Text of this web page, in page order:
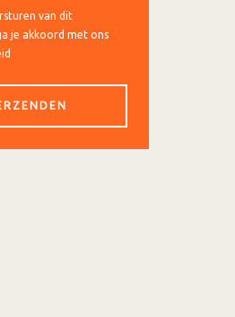
van dit
je akkoord met ons